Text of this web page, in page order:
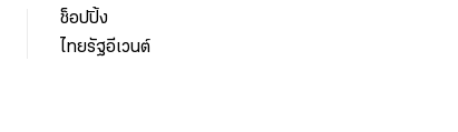
ช็อปปิ้ง
ไทยรัฐอีเวนต์